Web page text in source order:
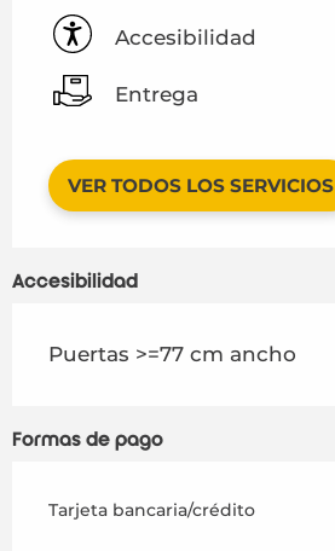
Accesibilidad
Entrega
VER TODOS LOS SERVICIOS
Accesibilidad
Puertas >=77 cm ancho
Formas de pago
Tarjeta bancaria/crédito